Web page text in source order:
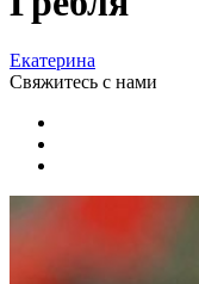
Екатерина
Свяжитесь с нами